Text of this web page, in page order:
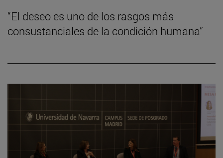
“El deseo es uno de los rasgos más
consustanciales de la condición humana”